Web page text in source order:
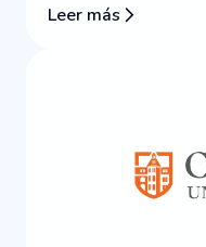
Leer más